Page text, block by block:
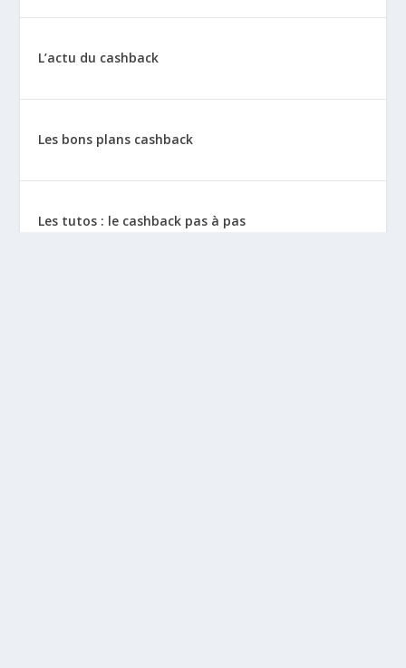
L’actu du cashback
Les bons plans cashback
Les tutos : le cashback pas à pas